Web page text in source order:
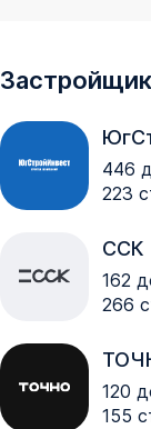
446
223
ССК
162
266
120
155